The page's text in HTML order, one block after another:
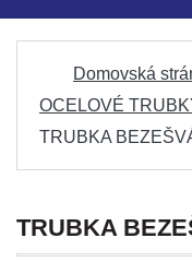
Domovská
OCELOVÉ
TRUBKA
TRUBKA